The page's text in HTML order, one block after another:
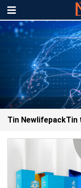
Tin NewlifepackTin